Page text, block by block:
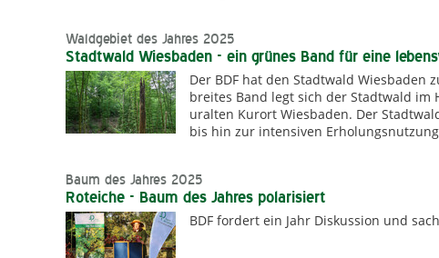
Waldgebiet des Jahres 2025
Stadtwald Wiesbaden - ein grünes Band für eine
Der BDF hat den Stadtwald Wiesbaden
breites Band legt sich der Stadtwald
uralten Kurort Wiesbaden. Der
bis hin zur intensiven
Baum des Jahres 2025
Roteiche - Baum des Jahres polarisiert
BDF fordert ein Jahr Diskussion und